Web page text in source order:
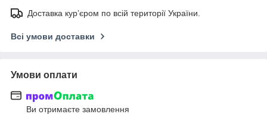
Доставка кур’єром по всій території України.
Всі умови доставки
Умови оплати
Ви отримаєте замовлення